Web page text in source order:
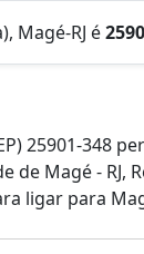
Magé-RJ é
25901-348
de Magé - RJ,
ligar para